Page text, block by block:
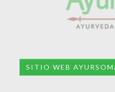
SITIO WEB